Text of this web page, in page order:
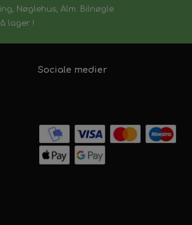
Nøglehus, Alm. Bilnøgle
lager !
Sociale medier